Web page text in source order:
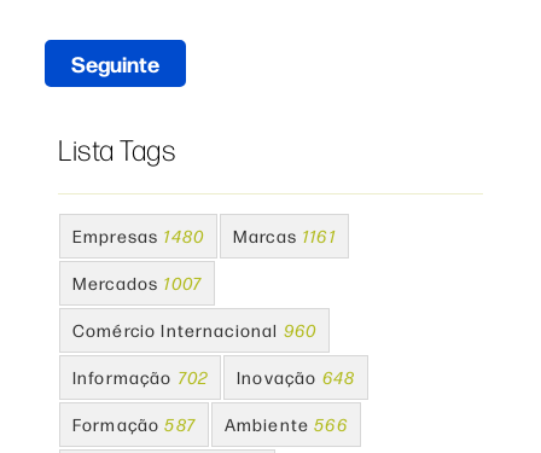
Seguinte
Lista Tags
Empresas 1480 Marcas 1161
Mercados 1007
Comércio Internacional 960
Informação 702 Inovação 648
Formação 587 Ambiente 566